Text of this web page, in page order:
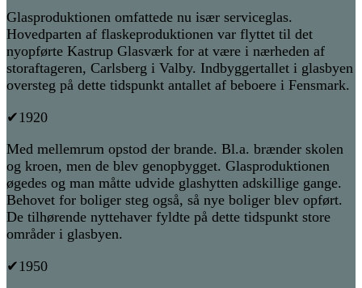
Glasproduktionen omfattede nu især serviceglas.
Hovedparten af flaskeproduktionen var flyttet til det
nyopførte Kastrup Glasværk for at være i nærheden af
storaftageren, Carlsberg i Valby. Indbyggertallet i glasbyen
oversteg på dette tidspunkt antallet af beboere i Fensmark.
✔1920
Med mellemrum opstod der brande. Bl.a. brænder skolen
og kroen, men de blev genopbygget. Glasproduktionen
øgedes og man måtte udvide glashytten adskillige gange.
Behovet for boliger steg også, så nye boliger blev opført.
De tilhørende nyttehaver fyldte på dette tidspunkt store
områder i glasbyen.
✔1950